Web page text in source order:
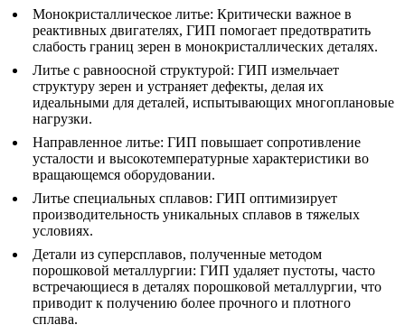
Монокристаллическое литье: Критически важное в
реактивных двигателях, ГИП помогает предотвратить
слабость границ зерен в монокристаллических деталях.
Литье с равноосной структурой: ГИП измельчает
структуру зерен и устраняет дефекты, делая их
идеальными для деталей, испытывающих многоплановые
нагрузки.
Направленное литье: ГИП повышает сопротивление
усталости и высокотемпературные характеристики во
вращающемся оборудовании.
Литье специальных сплавов: ГИП оптимизирует
производительность уникальных сплавов в тяжелых
условиях.
Детали из суперсплавов, полученные методом
порошковой металлургии: ГИП удаляет пустоты, часто
встречающиеся в деталях порошковой металлургии, что
приводит к получению более прочного и плотного
сплава.